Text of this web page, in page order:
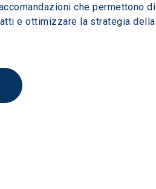
che permettono di
e ottimizzare la strategia della